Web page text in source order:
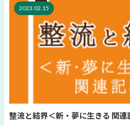
2023.02.15
整流と結界＜新・夢に生きる 関連